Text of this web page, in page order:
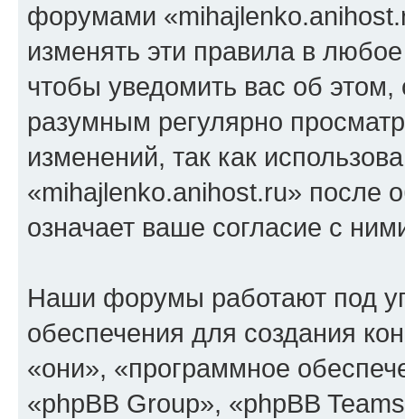
форумами
изменять эти правила в
чтобы уведомить вас об
разумным регулярно
изменений, так как
«mihajlenko.anihost.ru» после
означает ваше согласие с
Наши форумы работают под
обеспечения для создания
«они», «программное
«phpBB Group», «phpBB